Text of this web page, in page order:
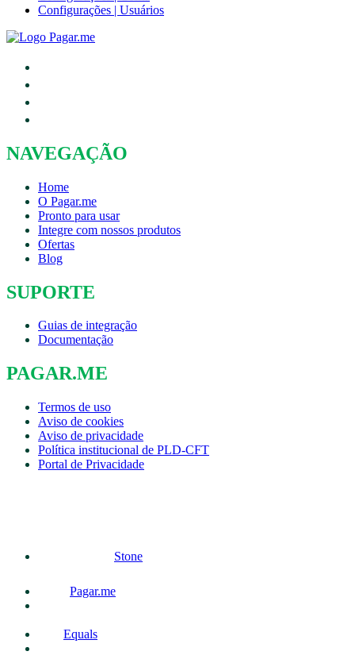
Configurações | Usuários
NAVEGAÇÃO
Home
O Pagar.me
Pronto para usar
Integre com nossos produtos
Ofertas
Blog
SUPORTE
Guias de integração
Documentação
PAGAR.ME
Termos de uso
Aviso de cookies
Aviso de privacidade
Política institucional de PLD-CFT
Portal de Privacidade
Stone
Pagar.me
Equals